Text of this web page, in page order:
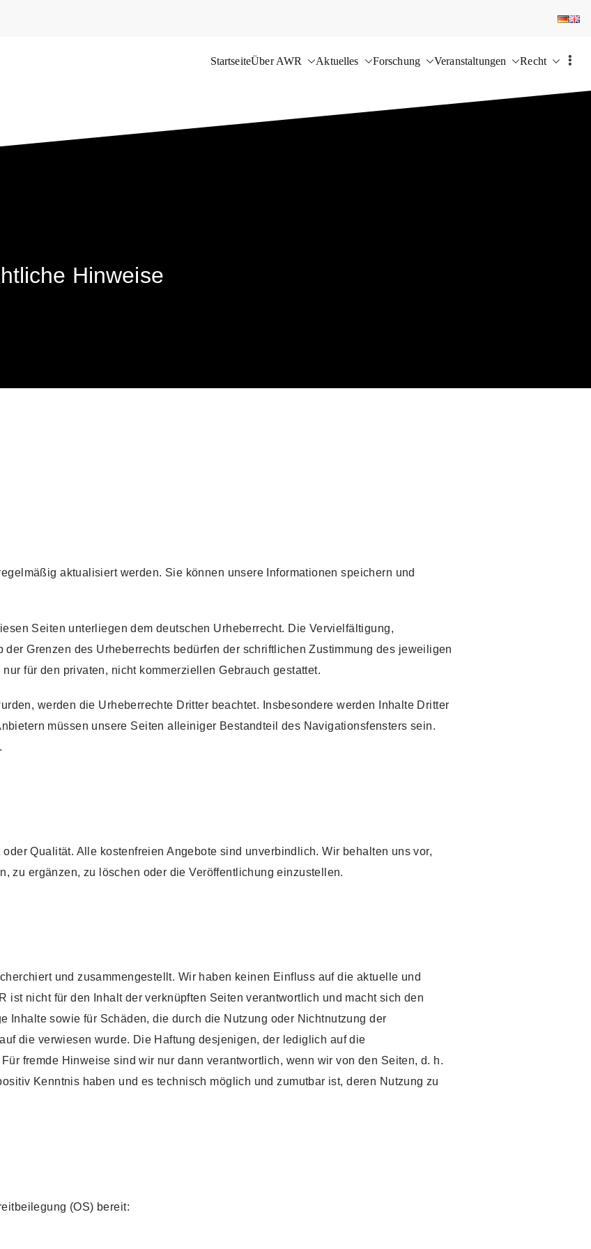
StartseiteÜber AWR Aktuelles Forschung Veranstaltungen Recht
Hinweise
aktualisiert werden. Sie können unsere Informationen speichern und
Seiten unterliegen dem deutschen Urheberrecht. Die Vervielfältigung,
Grenzen des Urheberrechts bedürfen der schriftlichen Zustimmung des jeweiligen
für den privaten, nicht kommerziellen Gebrauch gestattet.
werden die Urheberrechte Dritter beachtet. Insbesondere werden Inhalte Dritter
müssen unsere Seiten alleiniger Bestandteil des Navigationsfensters sein.
Qualität. Alle kostenfreien Angebote sind unverbindlich. Wir behalten uns vor,
zu ergänzen, zu löschen oder die Veröffentlichung einzustellen.
und zusammengestellt. Wir haben keinen Einfluss auf die aktuelle und
ist nicht für den Inhalt der verknüpften Seiten verantwortlich und macht sich den
Inhalte sowie für Schäden, die durch die Nutzung oder Nichtnutzung der
die verwiesen wurde. Die Haftung desjenigen, der lediglich auf die
fremde Hinweise sind wir nur dann verantwortlich, wenn wir von den Seiten, d. h.
Kenntnis haben und es technisch möglich und zumutbar ist, deren Nutzung zu
(OS) bereit: